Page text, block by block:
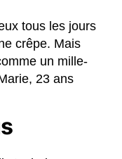
tous les jours
crêpe. Mais
un mille-
23 ans